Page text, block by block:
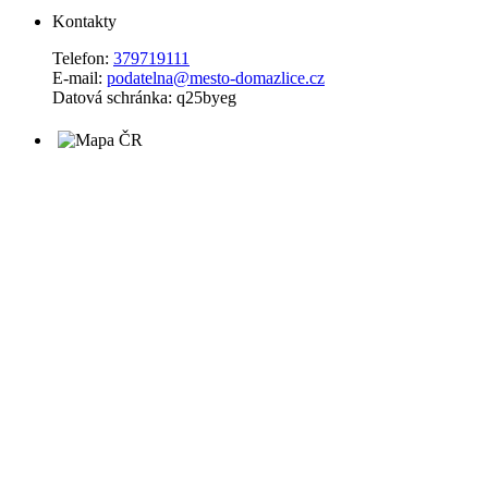
Kontakty
Telefon: 379719111
E-mail: podatelna@mesto-domazlice.cz
Datová schránka: q25byeg